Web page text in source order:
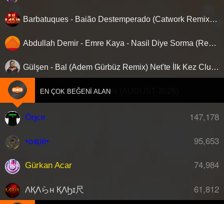
Barbatuques - Baião Destemperado (Catwork Remix) ‘Nette ilk…!
Abdullah Demir - Emre Kaya - Nasil Diye Sorma (Remix)
Gülşen - Bal (Adem Gürbüz Remix) Net'te İlk Kez Clubberism.com'da !
H Onur Aktas - Afro Party Mix (AUGUST 2026)
EN ÇOK BEĞENI ALAN
147,178
Öηєя
95,653
•໐ຊiē•
74,984
Gürkan Acar
61,812
ΛҚΛらн ҚΛϦɪ尺